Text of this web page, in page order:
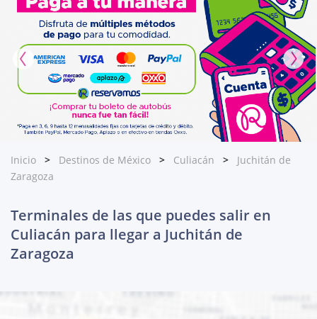
Inicio Destinos de México Culiacán
Juchitán de
Zaragoza
Terminales de las que puedes salir en
Culiacán para llegar a Juchitán de
Zaragoza